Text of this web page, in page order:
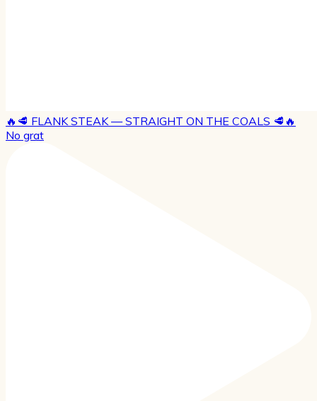
🔥🥩 FLANK STEAK — STRAIGHT ON THE COALS 🥩🔥
No grat